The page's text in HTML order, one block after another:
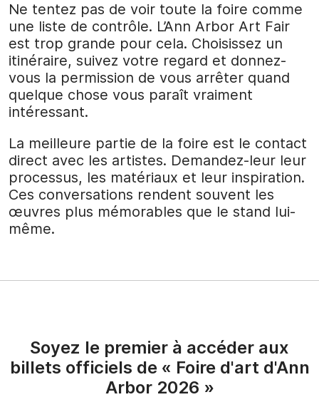
Ne tentez pas de voir toute la foire comme
une liste de contrôle. L’Ann Arbor Art Fair
est trop grande pour cela. Choisissez un
itinéraire, suivez votre regard et donnez-
vous la permission de vous arrêter quand
quelque chose vous paraît vraiment
intéressant.
La meilleure partie de la foire est le contact
direct avec les artistes. Demandez-leur leur
processus, les matériaux et leur inspiration.
Ces conversations rendent souvent les
œuvres plus mémorables que le stand lui-
même.
Soyez le premier à accéder aux
billets officiels de « Foire d'art d'Ann
Arbor 2026 »